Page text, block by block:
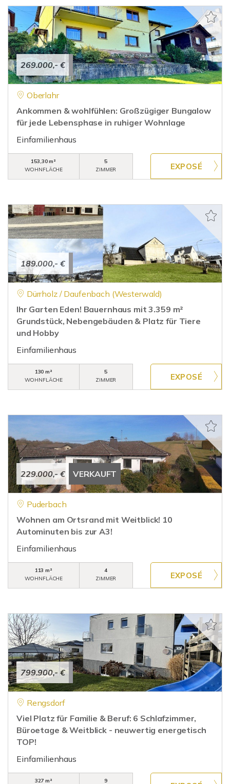
269.000,- €
Oberlahr
Ankommen & wohlfühlen: Großzügiger Bungalow
für jede Lebensphase in ruhiger Wohnlage
Einfamilienhaus
153,30 m²
WOHNFLÄCHE
5
ZIMMER
189.000,- €
Dürrholz / Daufenbach (Westerwald)
Ihr Garten Eden! Bauernhaus mit 3.359 m²
Grundstück, Nebengebäuden & Platz für Tiere
und Hobby
Einfamilienhaus
130 m²
WOHNFLÄCHE
5
ZIMMER
229.000,- € VERKAUFT
Puderbach
Wohnen am Ortsrand mit Weitblick! 10
Autominuten bis zur A3!
Einfamilienhaus
113 m²
WOHNFLÄCHE
4
ZIMMER
799.900,- €
Rengsdorf
Viel Platz für Familie & Beruf: 6 Schlafzimmer,
Büroetage & Weitblick - neuwertig energetisch
TOP!
Einfamilienhaus
327 m² 9